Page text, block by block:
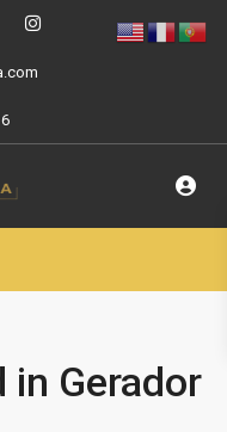
Gerador